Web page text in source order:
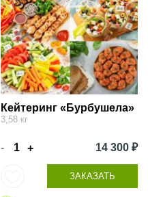
Кейтеринг «Бурбушела»
3,58 кг
- + 14 300 ₽
ЗАКАЗАТЬ